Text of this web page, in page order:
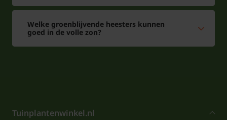
Welke groenblijvende heesters kunnen
goed in de volle zon?
Tuinplantenwinkel.nl